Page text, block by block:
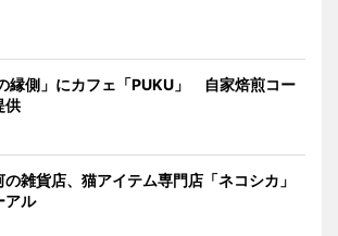
縁側」にカフェ「PUKU」 自家焙煎コー
供
雑貨店、猫アイテム専門店「ネコシカ」
アル